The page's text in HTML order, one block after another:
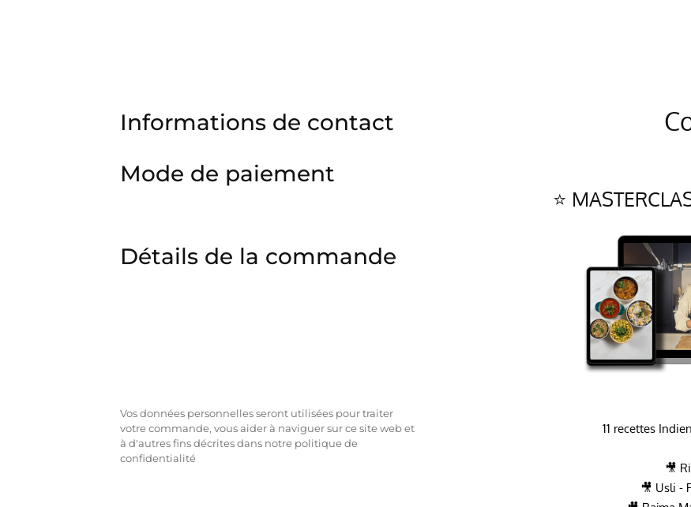
Informations de contact
Mode de paiement
Détails de la commande
Vos données personnelles seront utilisées pour traiter
votre commande, vous aider à naviguer sur ce site web et
à d'autres fins décrites dans notre politique de
confidentialité
⭐
11 recettes
🎥
🎥 Usli -